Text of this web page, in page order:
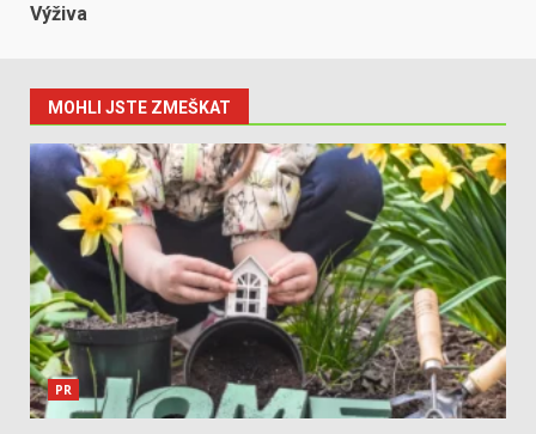
Výživa
MOHLI JSTE ZMEŠKAT
PR